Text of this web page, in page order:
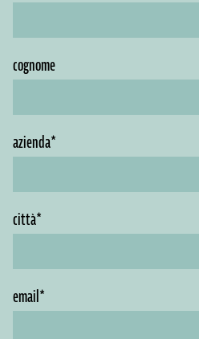
cognome
azienda*
città*
email*